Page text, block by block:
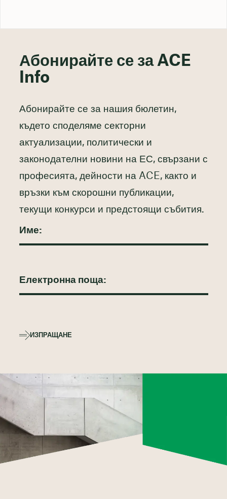
Абонирайте се за ACE
Info
Абонирайте се за нашия бюлетин,
където споделяме секторни
актуализации, политически и
законодателни новини на ЕС, свързани с
професията, дейности на ACE, както и
връзки към скорошни публикации,
текущи конкурси и предстоящи събития.
ИЗПРАЩАНЕ